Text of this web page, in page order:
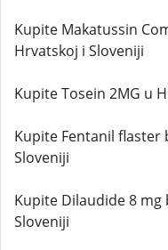
Kupite Makatussin
Hrvatskoj i Sloveniji
Kupite Tosein 2MG u
Kupite Fentanil flaster
Sloveniji
Kupite Dilaudide 8 mg
Sloveniji